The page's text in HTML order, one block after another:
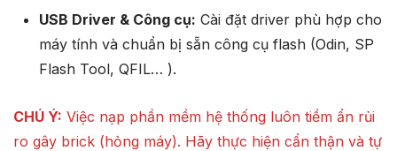
USB Driver & Công cụ: Cài đặt driver phù hợp cho
máy tính và chuẩn bị sẵn công cụ flash (Odin, SP
Flash Tool, QFIL… ).
CHÚ Ý: Việc nạp phần mềm hệ thống luôn tiềm ẩn rủi
ro gây brick (hỏng máy). Hãy thực hiện cẩn thận và tự